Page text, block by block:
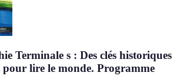
Terminale s : Des clés historiques
pour lire le monde. Programme